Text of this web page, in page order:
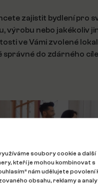
soubory cookie a další
kteří je mohou kombinovat s
nám udělujete povolení
obsahu, reklamy a
zajistit bydlení pro
výrobu nebo jakékoliv
ve Vámi zvolené
správné do zdárného